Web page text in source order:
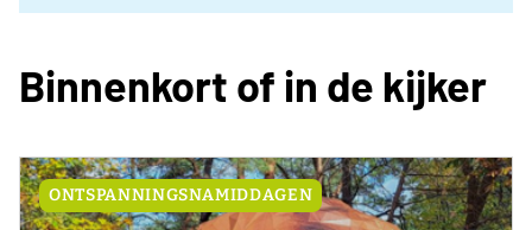
Binnenkort of in de kijker
ONTSPANNINGSNAMIDDAGEN